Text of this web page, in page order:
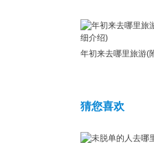
猜您喜欢